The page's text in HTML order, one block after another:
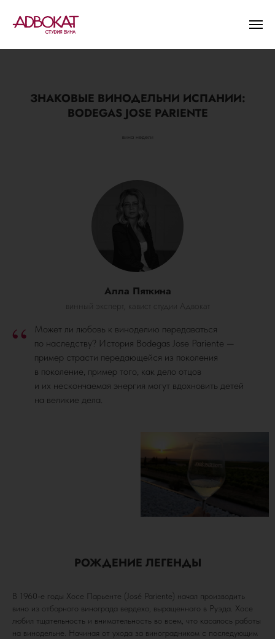
ЗНАКОВЫЕ ВИНОДЕЛЬНИ ИСПАНИИ:
BODEGAS JOSE PARIENTE
вина недели
Алла Пяткина
винный эксперт, кавист студии Адвокат
“
Может ли любовь к виноделию передаваться
по наследству? История Bodegas Jose Pariente —
пример страсти передающейся из поколения
в поколение, пример того, как дело отцов
и их нескончаемая энергия могут вдохновить детей
на великие дела.
РОЖДЕНИЕ ЛЕГЕНДЫ
В 1960-е годы Хосе Парьенте (José Pariente) начал производить
вино из отборного винограда вердехо, выращенного в Руэда. Хосе
любил тщательность и внимательность во всем, что касалось работы
на винодельне. Начиная от ухода за виноградником с последующим